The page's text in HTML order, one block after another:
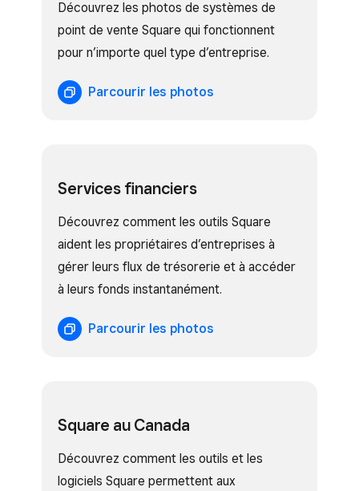
Découvrez les photos de systèmes de
point de vente Square qui fonctionnent
pour n’importe quel type d’entreprise.
Parcourir les photos
Services financiers
Découvrez comment les outils Square
aident les propriétaires d’entreprises à
gérer leurs flux de trésorerie et à accéder
à leurs fonds instantanément.
Parcourir les photos
Square au Canada
Découvrez comment les outils et les
logiciels Square permettent aux